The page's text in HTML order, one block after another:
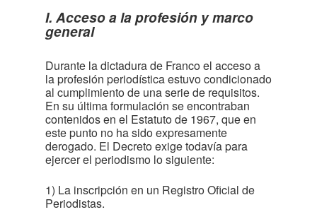
I. Acceso a la profesión y marco
general
Durante la dictadura de Franco el acceso a
la profesión periodística estuvo condicionado
al cumplimiento de una serie de requisitos.
En su última formulación se encontraban
contenidos en el Estatuto de 1967, que en
este punto no ha sido expresamente
derogado. El Decreto exige todavía para
ejercer el periodismo lo siguiente:
1) La inscripción en un Registro Oficial de
Periodistas.